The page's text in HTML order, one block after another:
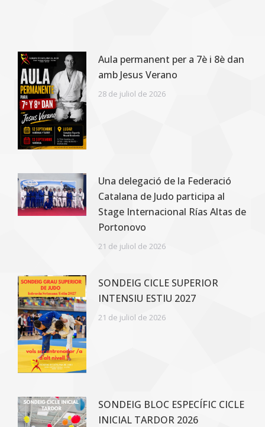
Aula permanent per a 7è i 8è dan
amb Jesus Verano
28 de juliol de 2026
Una delegació de la Federació
Catalana de Judo participa al
Stage Internacional Rías Altas de
Portonovo
21 de juliol de 2026
SONDEIG CICLE SUPERIOR
INTENSIU ESTIU 2027
21 de juliol de 2026
SONDEIG BLOC ESPECÍFIC CICLE
INICIAL TARDOR 2026